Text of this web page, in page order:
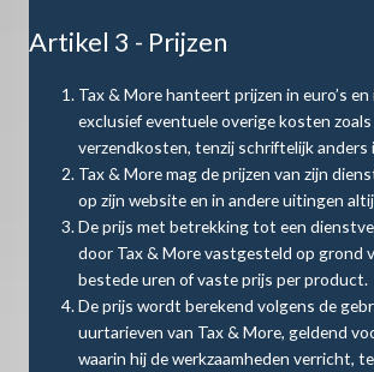
Artikel 3 - Prijzen
Tax & More hanteert prijzen in euro’s
exclusief eventuele overige kosten
verzendkosten, tenzij schriftelijk anders
Tax & More mag de prijzen van zijn
op zijn website en in andere uitingen
De prijs met betrekking tot een
door Tax & More vastgesteld op grond
bestede uren of vaste prijs per product.
De prijs wordt berekend volgens de
uurtarieven van Tax & More, geldend
waarin hij de werkzaamheden verricht,